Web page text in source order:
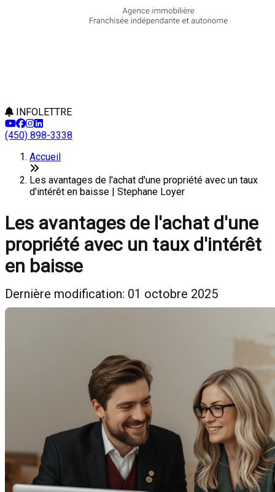
INFOLETTRE
(450) 898-3338
Accueil
Les avantages de l'achat d'une propriété avec un taux
d'intérêt en baisse | Stephane Loyer
Les avantages de l'achat d'une
propriété avec un taux d'intérêt
en baisse
Dernière modification: 01 octobre 2025